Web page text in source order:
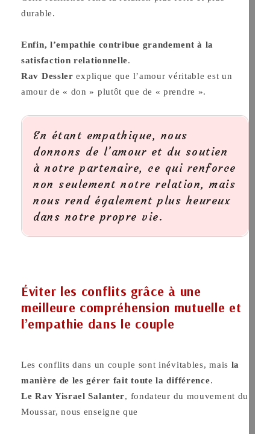
durable.
Enfin, l’empathie contribue grandement à la
satisfaction relationnelle.
Rav Dessler explique que l’amour véritable est un
amour de « don » plutôt que de « prendre ».
En étant empathique, nous
donnons de l’amour et du soutien
à notre partenaire, ce qui renforce
non seulement notre relation, mais
nous rend également plus heureux
dans notre propre vie.
Éviter les conflits grâce à une
meilleure compréhension mutuelle et
l’empathie dans le couple
Les conflits dans un couple sont inévitables, mais la
manière de les gérer fait toute la différence.
Le Rav Yisrael Salanter, fondateur du mouvement du
Moussar, nous enseigne que